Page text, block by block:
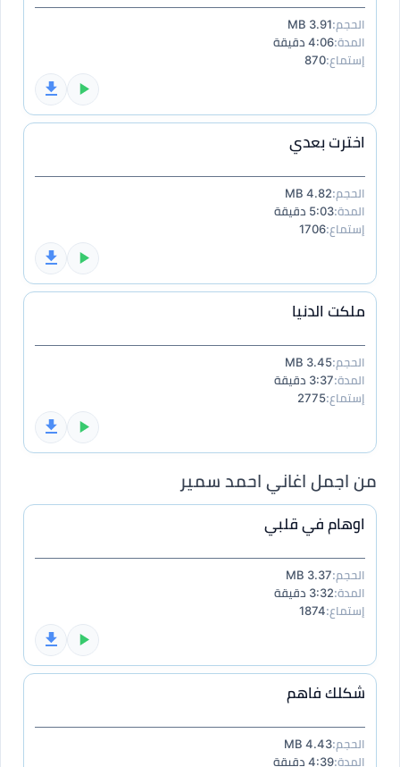
الحجم:3.91 MB
المدة:4:06 دقيقة
إستماع:870
اخترت بعدي
الحجم:4.82 MB
المدة:5:03 دقيقة
إستماع:1706
ملكت الدنيا
الحجم:3.45 MB
المدة:3:37 دقيقة
إستماع:2775
من اجمل اغاني احمد سمير
اوهام في قلبي
الحجم:3.37 MB
المدة:3:32 دقيقة
إستماع:1874
شكلك فاهم
الحجم:4.43 MB
المدة:4:39 دقيقة